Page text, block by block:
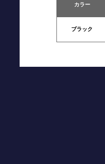
カラー
ブラック